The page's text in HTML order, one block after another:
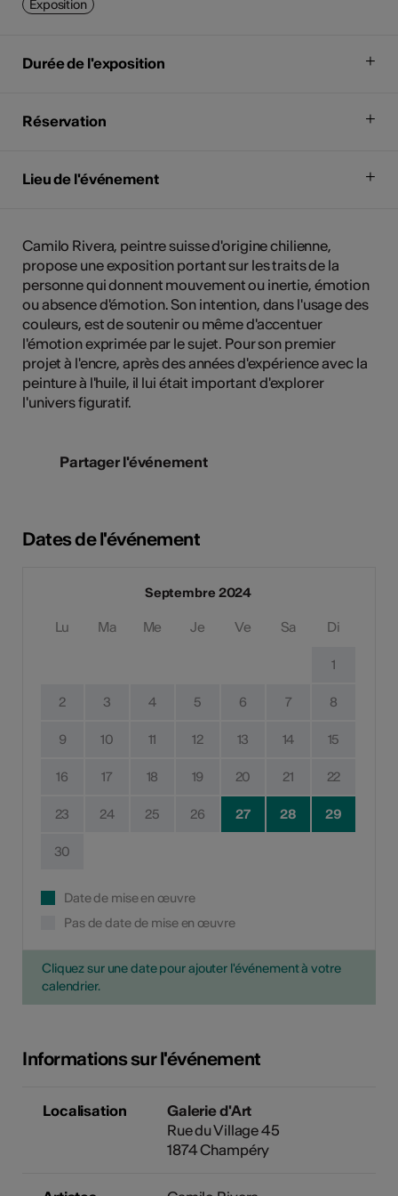
Exposition
Durée de l'exposition
Réservation
Lieu de l'événement
Camilo Rivera, peintre suisse d'origine chilienne,
propose une exposition portant sur les traits de la
personne qui donnent mouvement ou inertie, émotion
ou absence d'émotion. Son intention, dans l'usage des
couleurs, est de soutenir ou même d'accentuer
l'émotion exprimée par le sujet. Pour son premier
projet à l'encre, après des années d'expérience avec la
peinture à l'huile, il lui était important d'explorer
l'univers figuratif.
Partager l'événement
Dates de l'événement
Septembre 2024
Lu Ma Me Je Ve Sa Di
1
2 3 4 5 6 7 8
9 10 11 12 13 14 15
16 17 18 19 20 21 22
23 24 25 26 27 28 29
30
Date de mise en œuvre
Pas de date de mise en œuvre
Cliquez sur une date pour ajouter l'événement à votre
calendrier.
Informations sur l'événement
Localisation
Galerie d'Art
Rue du Village 45
1874 Champéry